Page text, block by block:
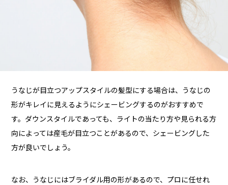
うなじが目立つアップスタイルの髪型にする場合は、うなじの
形がキレイに見えるようにシェービングするのがおすすめで
す。ダウンスタイルであっても、ライトの当たり方や見られる方
向によっては産毛が目立つことがあるので、シェービングした
方が良いでしょう。
なお、うなじにはブライダル用の形があるので、プロに任せれ